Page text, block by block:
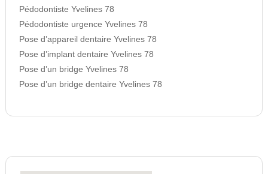
Pédodontiste Yvelines 78
Pédodontiste urgence Yvelines 78
Pose d’appareil dentaire Yvelines 78
Pose d’implant dentaire Yvelines 78
Pose d’un bridge Yvelines 78
Pose d’un bridge dentaire Yvelines 78